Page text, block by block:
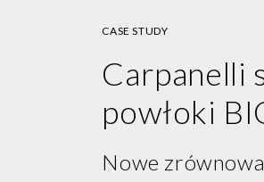
CASE STUDY
Carpanelli
powłoki
Nowe